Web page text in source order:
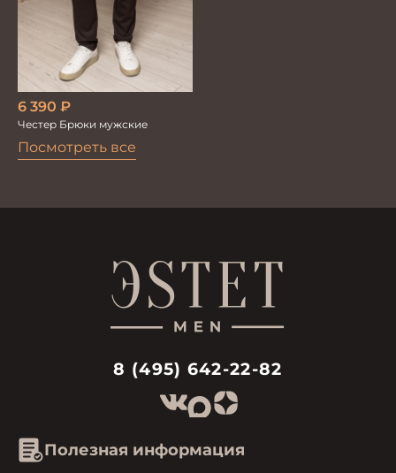
Посмотреть все
6 390 ₽
Честер Брюки мужские
8 (495) 642-22-82
Полезная информация